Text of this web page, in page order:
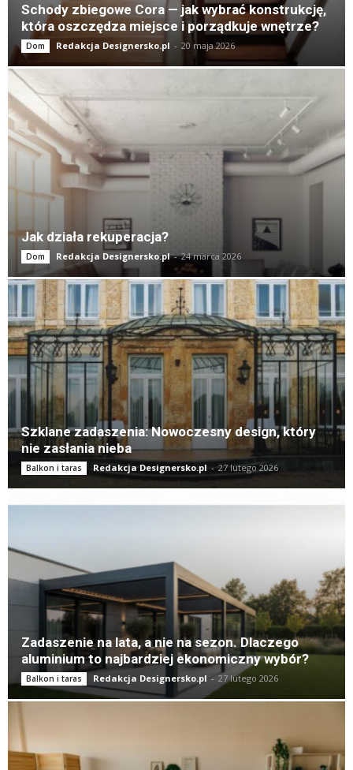
Schody zbiegowe Cora — jak wybrać konstrukcję,
która oszczędza miejsce i porządkuje wnętrze?
Dom Redakcja Designersko.pl - 20 maja 2026
Jak działa rekuperacja?
Dom Redakcja Designersko.pl - 24 marca 2026
Szklane zadaszenia: Nowoczesny design, który
nie zasłania nieba
Balkon i taras Redakcja Designersko.pl - 27 lutego 2026
Zadaszenie na lata, a nie na sezon. Dlaczego
aluminium to najbardziej ekonomiczny wybór?
Balkon i taras Redakcja Designersko.pl - 27 lutego 2026